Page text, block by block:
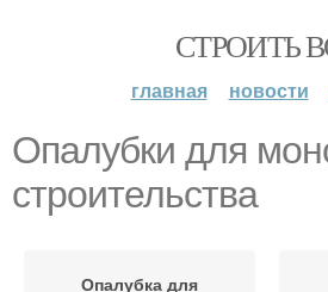
СТРОИТЬ
главная новости
Опалубки для
строительства
Опалубка для